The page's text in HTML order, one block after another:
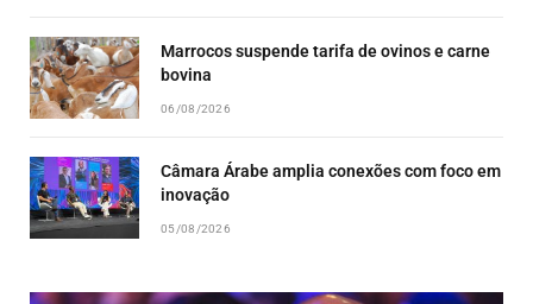
Marrocos suspende tarifa de ovinos e carne
bovina
06/08/2026
Câmara Árabe amplia conexões com foco em
inovação
05/08/2026